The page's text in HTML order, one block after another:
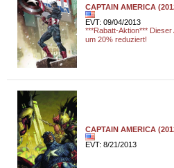
CAPTAIN AMERICA
EVT: 09/04/2013
***Rabatt-Aktion***
um 20% reduziert!
CAPTAIN AMERICA
EVT: 8/21/2013